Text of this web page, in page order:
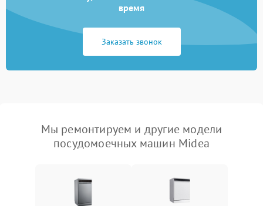
время
Заказать звонок
Мы ремонтируем и другие модели
посудомоечных машин Midea